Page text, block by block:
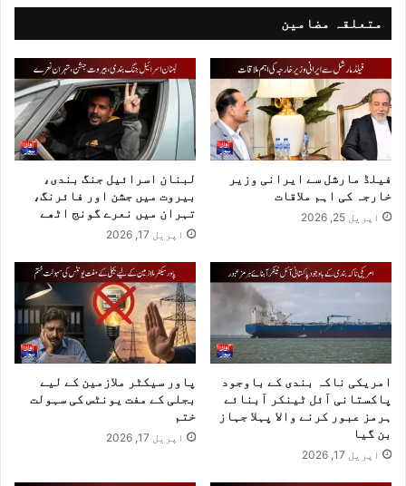
متعلقہ مضامین
فیلڈ مارشل سے ایرانی وزیر
خارجہ کی اہم ملاقات
اپریل 25, 2026
لبنان اسرائیل جنگ بندی،
بیروت میں جشن اور فائرنگ،
تہران میں نعرے گونج اٹھے
اپریل 17, 2026
امریکی ناکہ بندی کے باوجود
پاکستانی آئل ٹینکر آبنائے
ہرمز عبور کرنے والا پہلا جہاز
بن گیا
اپریل 17, 2026
پاور سیکٹر ملازمین کے لیے
بجلی کے مفت یونٹس کی سہولت
ختم
اپریل 17, 2026